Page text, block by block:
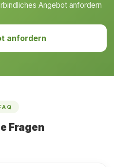
Angebot anfordern
anfordern
Fragen